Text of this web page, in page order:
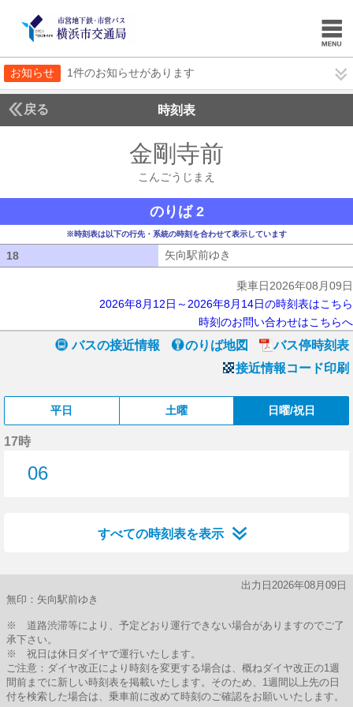
お知らせ 1件のお知らせがあります
戻る 時刻表
金剛寺前
こんごうじまえ
のりば 2
※時刻表は以下の行先・系統の時刻を合わせて表示しています
18 矢向駅前ゆき
乗車日2026年08月09日
2026年8月12日～2026年8月14日の時刻表はこちら
時刻のお問い合わせはこちらへ
バスの接近情報 のりば地図
バス停時刻表
接近情報コード印刷
平日 土曜 日曜/祝日
17時
06
すべての時刻表を表示
出力日2026年08月09日
無印：矢向駅前ゆき
※ 道路渋滞等により、予定どおり運行できない場合がありますのでご了
承下さい。
※ 祝日は休日ダイヤで運行いたします。
ご注意：ダイヤ改正により時刻を変更する場合は、概ねダイヤ改正の1週
間前までに新しい時刻表を掲載いたします。そのため、1週間以上先の日
付を検索した場合は、乗車前に改めて時刻のご確認をお願いいたします。